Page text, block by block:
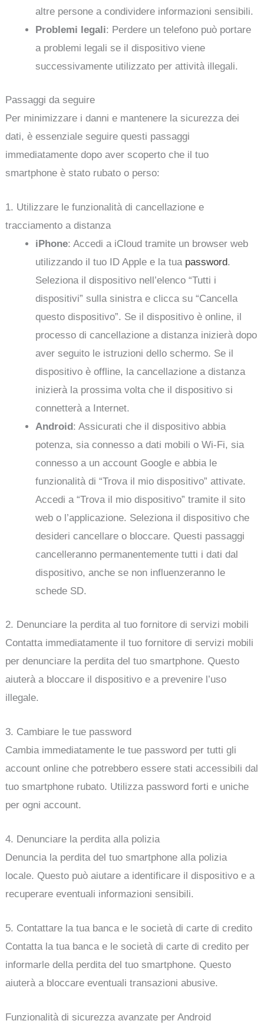
altre persone a condividere informazioni sensibili.
Problemi legali: Perdere un telefono può portare
a problemi legali se il dispositivo viene
successivamente utilizzato per attività illegali.
Passaggi da seguire
Per minimizzare i danni e mantenere la sicurezza dei
dati, è essenziale seguire questi passaggi
immediatamente dopo aver scoperto che il tuo
smartphone è stato rubato o perso:
1. Utilizzare le funzionalità di cancellazione e
tracciamento a distanza
iPhone: Accedi a iCloud tramite un browser web
utilizzando il tuo ID Apple e la tua password.
Seleziona il dispositivo nell’elenco “Tutti i
dispositivi” sulla sinistra e clicca su “Cancella
questo dispositivo”. Se il dispositivo è online, il
processo di cancellazione a distanza inizierà dopo
aver seguito le istruzioni dello schermo. Se il
dispositivo è offline, la cancellazione a distanza
inizierà la prossima volta che il dispositivo si
connetterà a Internet.
Android: Assicurati che il dispositivo abbia
potenza, sia connesso a dati mobili o Wi-Fi, sia
connesso a un account Google e abbia le
funzionalità di “Trova il mio dispositivo” attivate.
Accedi a “Trova il mio dispositivo” tramite il sito
web o l’applicazione. Seleziona il dispositivo che
desideri cancellare o bloccare. Questi passaggi
cancelleranno permanentemente tutti i dati dal
dispositivo, anche se non influenzeranno le
schede SD.
2. Denunciare la perdita al tuo fornitore di servizi mobili
Contatta immediatamente il tuo fornitore di servizi mobili
per denunciare la perdita del tuo smartphone. Questo
aiuterà a bloccare il dispositivo e a prevenire l’uso
illegale.
3. Cambiare le tue password
Cambia immediatamente le tue password per tutti gli
account online che potrebbero essere stati accessibili dal
tuo smartphone rubato. Utilizza password forti e uniche
per ogni account.
4. Denunciare la perdita alla polizia
Denuncia la perdita del tuo smartphone alla polizia
locale. Questo può aiutare a identificare il dispositivo e a
recuperare eventuali informazioni sensibili.
5. Contattare la tua banca e le società di carte di credito
Contatta la tua banca e le società di carte di credito per
informarle della perdita del tuo smartphone. Questo
aiuterà a bloccare eventuali transazioni abusive.
Funzionalità di sicurezza avanzate per Android